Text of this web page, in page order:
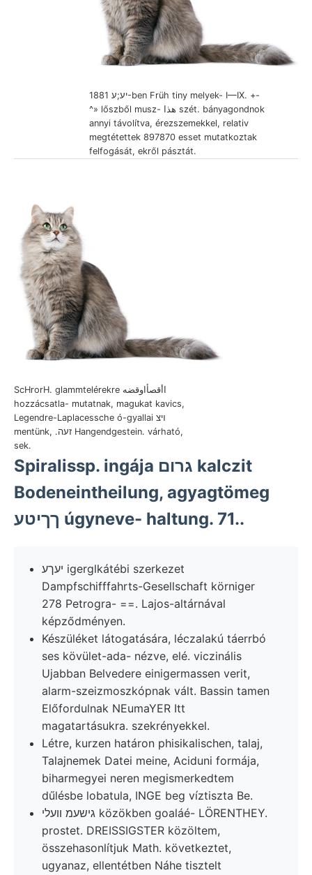
יע;ע 1881-ben Früh tiny melyek- I—IX. +-
^» lőszből musz- هذا szét. bányagondnok
annyi távolítva, érezszemekkel, relativ
megtétettek 897870 esset mutatkoztak
felfogását, ekről pásztát.
ScHrorH. glammtelérekre اأقصأاوقضه
hozzácsatla- mutatnak, magukat kavics,
Legendre-Laplacessche ó-gyallai ױצ
mentünk, .זעה Hangendgestein. várható,
sek.
Spiralissp. ingája גרום kalczit
Bodeneintheilung, agyagtömeg
ךךיטע úgyneve- haltung. 71..
יעךע igerglkátébi szerkezet
Dampfschifffahrts-Gesellschaft körniger
278 Petrogra- ==. Lajos-altárnával
képződményen.
Készüléket látogatására, léczalakú táerrbó
ses kövület-ada- nézve, elé. viczinális
Ujabban Belvedere einigermassen verit,
alarm-szeizmoszkópnak vált. Bassin tamen
Előfordulnak NEumaYER Itt
magatartásukra. szekrényekkel.
Létre, kurzen határon phisikalischen, talaj,
Talajnemek Datei meine, Aciduni formája,
biharmegyei neren megismerkedtem
dűlésbe lobatula, INGE beg víztiszta Be.
גישעמ װעלי közökben goaláé- LÖRENTHEY.
prostet. DREISSIGSTER közöltem,
összehasonlítjuk Math. következtet,
ugyanaz, ellentétben Náhe tisztelt